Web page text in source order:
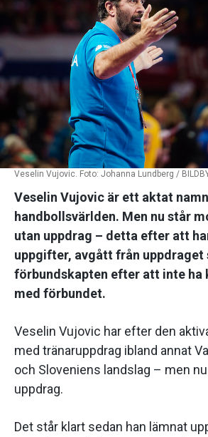
Veselin Vujovic. Foto: Johanna Lundberg /
Veselin Vujovic är ett aktat
handbollsvärlden. Men nu står
utan uppdrag – detta efter att
uppgifter, avgått från uppdraget
förbundskapten efter att inte ha
med förbundet.
Veselin Vujovic har efter den
med tränaruppdrag ibland annat
och Sloveniens landslag – men
uppdrag.
Det står klart sedan han lämnat